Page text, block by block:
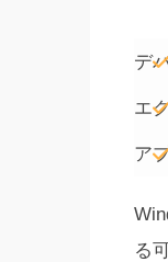
デ
エ
ア
る